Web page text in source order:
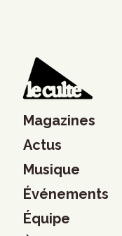
Magazines
Actus
Musique
Événements
Équipe